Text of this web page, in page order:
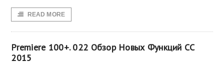
READ MORE
Premiere 100+. 022 Обзор Новых Функций СС
2015